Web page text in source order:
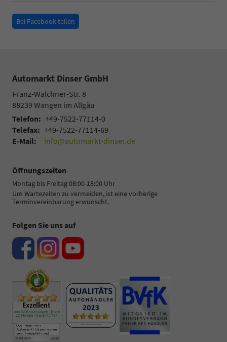
Bei Facebook teilen
Automarkt Dinser GmbH
Franz-Walchner-Str. 8
88239 Wangen im Allgäu
Telefon: +49-7522-77114-0
Telefax: +49-7522-77114-69
E-Mail:
info@automarkt-dinser.de
Öffnungszeiten
Montag bis Freitag 08:00-18:00 Uhr
Um Wartezeiten zu vermeiden, ist eine vorherige
Terminvereinbarung erwünscht.
Folgen Sie uns auf